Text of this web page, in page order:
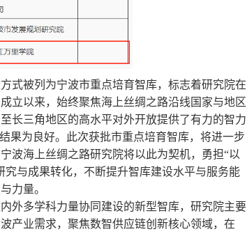
式被列为宁波市重点培育智库，标志着研究院在
立以来，始终聚焦海上丝绸之路沿线国家与地区
长三角地区的高水平对外开放提供了有力的智力
果为良好。此次获批市重点培育智库，将进一步
波海上丝绸之路研究院将以此为契机，勇担“以
与成果转化，不断提升智库建设水平与服务能
力量。
外多学科力量协同建设的新型智库，研究院主要
产业需求，聚焦数智供应链创新核心领域，在